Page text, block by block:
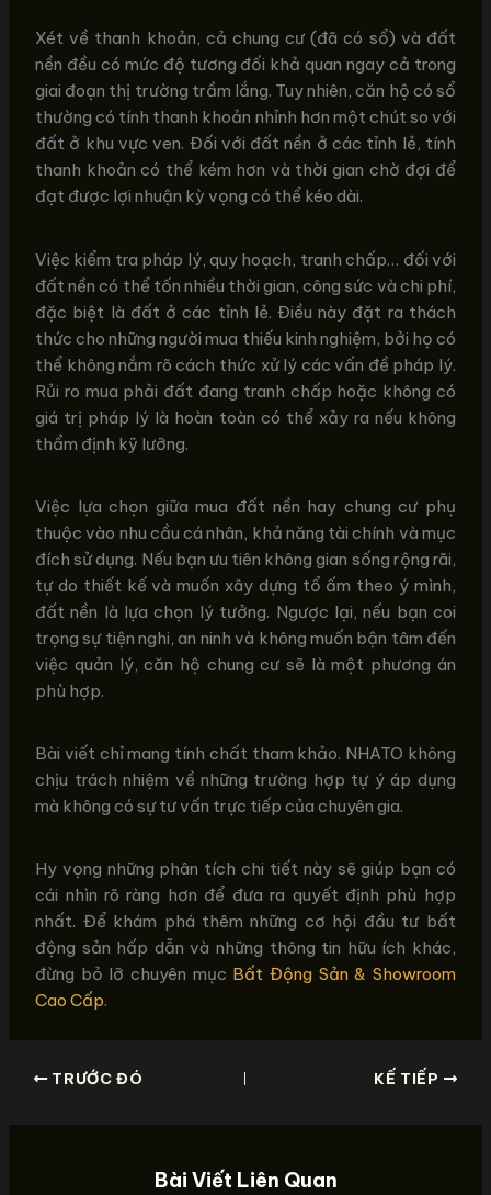
Xét về thanh khoản, cả chung cư (đã có sổ) và đất
nền đều có mức độ tương đối khả quan ngay cả trong
giai đoạn thị trường trầm lắng. Tuy nhiên, căn hộ có sổ
thường có tính thanh khoản nhỉnh hơn một chút so với
đất ở khu vực ven. Đối với đất nền ở các tỉnh lẻ, tính
thanh khoản có thể kém hơn và thời gian chờ đợi để
đạt được lợi nhuận kỳ vọng có thể kéo dài.
Việc kiểm tra pháp lý, quy hoạch, tranh chấp… đối với
đất nền có thể tốn nhiều thời gian, công sức và chi phí,
đặc biệt là đất ở các tỉnh lẻ. Điều này đặt ra thách
thức cho những người mua thiếu kinh nghiệm, bởi họ có
thể không nắm rõ cách thức xử lý các vấn đề pháp lý.
Rủi ro mua phải đất đang tranh chấp hoặc không có
giá trị pháp lý là hoàn toàn có thể xảy ra nếu không
thẩm định kỹ lưỡng.
Việc lựa chọn giữa mua đất nền hay chung cư phụ
thuộc vào nhu cầu cá nhân, khả năng tài chính và mục
đích sử dụng. Nếu bạn ưu tiên không gian sống rộng rãi,
tự do thiết kế và muốn xây dựng tổ ấm theo ý mình,
đất nền là lựa chọn lý tưởng. Ngược lại, nếu bạn coi
trọng sự tiện nghi, an ninh và không muốn bận tâm đến
việc quản lý, căn hộ chung cư sẽ là một phương án
phù hợp.
Bài viết chỉ mang tính chất tham khảo. NHATO không
chịu trách nhiệm về những trường hợp tự ý áp dụng
mà không có sự tư vấn trực tiếp của chuyên gia.
Hy vọng những phân tích chi tiết này sẽ giúp bạn có
cái nhìn rõ ràng hơn để đưa ra quyết định phù hợp
nhất. Để khám phá thêm những cơ hội đầu tư bất
động sản hấp dẫn và những thông tin hữu ích khác,
đừng bỏ lỡ chuyên mục Bất Động Sản & Showroom
Cao Cấp.
TRƯỚC ĐÓ KẾ TIẾP
Bài Viết Liên Quan